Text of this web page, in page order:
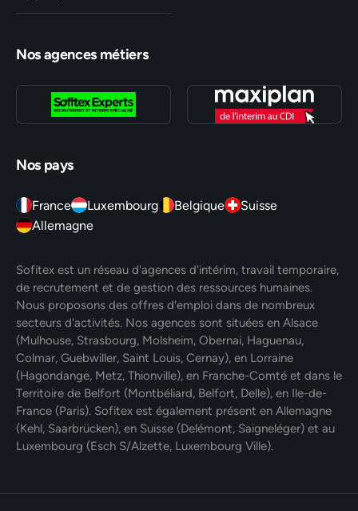
Nos agences métiers
Nos pays
France Luxembourg Belgique
Suisse
Allemagne
Sofitex est un réseau d'agences d'intérim, travail temporaire,
de recrutement et de gestion des ressources humaines.
Nous proposons des offres d'emploi dans de nombreux
secteurs d'activités. Nos agences sont situées en Alsace
(Mulhouse, Strasbourg, Molsheim, Obernai, Haguenau,
Colmar, Guebwiller, Saint Louis, Cernay), en Lorraine
(Hagondange, Metz, Thionville), en Franche-Comté et dans le
Territoire de Belfort (Montbéliard, Belfort, Delle), en Ile-de-
France (Paris). Sofitex est également présent en Allemagne
(Kehl, Saarbrücken), en Suisse (Delémont, Saigneléger) et au
Luxembourg (Esch S/Alzette, Luxembourg Ville).